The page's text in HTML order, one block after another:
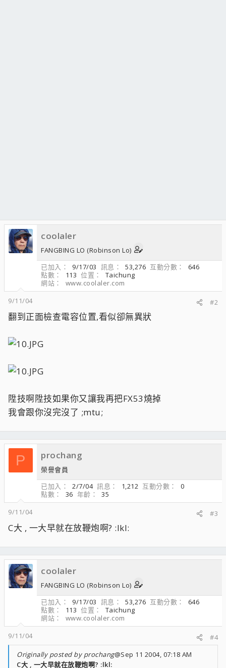
coolaler
FANGBING LO (Robinson Lo)
已加入
9/17/03 訊息 53,276 互動分數
646
點數
113 位置
Taichung
網站
www.coolaler.com
9/11/04
#2
翻到正面檢查電容位置,看似卻無異狀
陞技啊陞技如果你又讓我再把FX53燒掉
我會跟你沒完沒了 ;mtu;
P prochang
榮譽會員
已加入
2/7/04 訊息 1,212 互動分數
0
點數
36 年齡
35
9/11/04
#3
C大 , 一大早就在放鞭炮啊? :lkl:
coolaler
FANGBING LO (Robinson Lo)
已加入
9/17/03 訊息 53,276 互動分數
646
點數
113 位置
Taichung
網站
www.coolaler.com
9/11/04
#4
Originally posted by prochang@Sep 11 2004, 07:18 AM
C大 , 一大早就在放鞭炮啊? :lkl: